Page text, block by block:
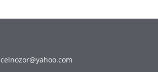
celnozor@yahoo.com